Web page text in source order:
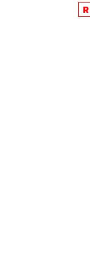
เป็นทางการ แต่หากส
สัญญาณบวกที่ไม่น่าจะ